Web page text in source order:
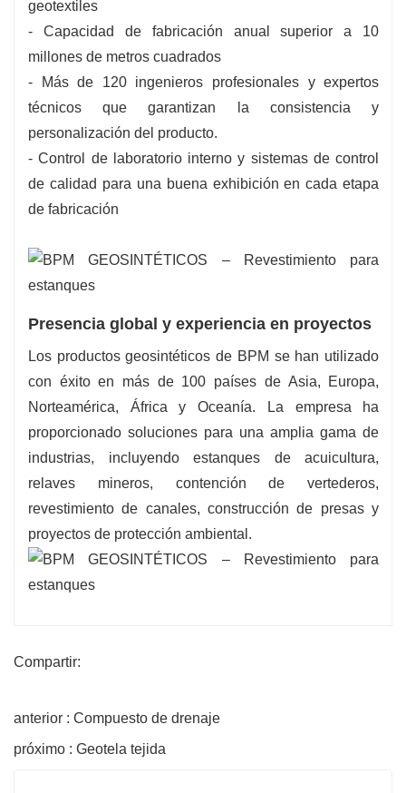
geotextiles
- Capacidad de fabricación anual superior a 10
millones de metros cuadrados
- Más de 120 ingenieros profesionales y expertos
técnicos que garantizan la consistencia y
personalización del producto.
- Control de laboratorio interno y sistemas de control
de calidad para una buena exhibición en cada etapa
de fabricación
Presencia global y experiencia en proyectos
Los productos geosintéticos de BPM se han utilizado
con éxito en más de 100 países de Asia, Europa,
Norteamérica, África y Oceanía. La empresa ha
proporcionado soluciones para una amplia gama de
industrias, incluyendo estanques de acuicultura,
relaves mineros, contención de vertederos,
revestimiento de canales, construcción de presas y
proyectos de protección ambiental.
Compartir:
anterior : Compuesto de drenaje
próximo : Geotela tejida